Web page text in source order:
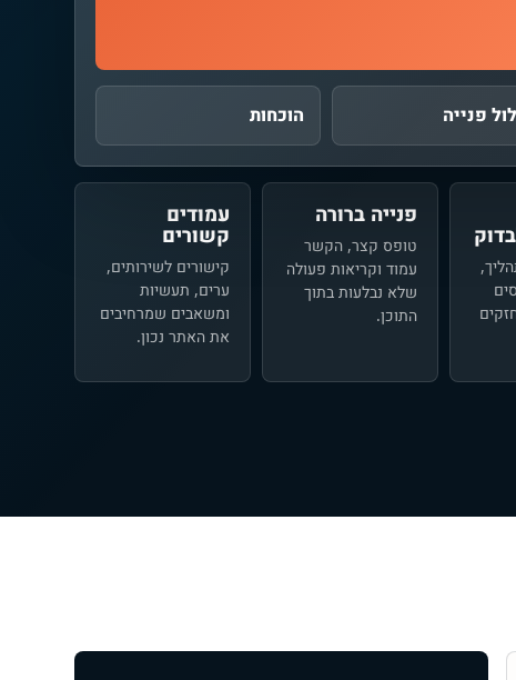
פנייה הוכחות
פנייה ברורה
טופס קצר, הקשר
עמוד וקריאות פעולה
שלא נבלעות בתוך
התוכן.
עמודים
קשורים
קישורים לשירותים,
ערים, תעשיות
ומשאבים שמרחיבים
את האתר נכון.